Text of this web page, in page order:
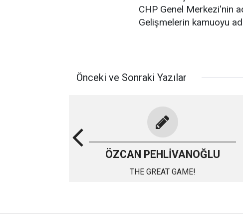
CHP Genel Merkezi'nin
Gelişmelerin kamuoyu
Önceki ve Sonraki Yazılar
ÖZCAN PEHLİVANOĞLU
THE GREAT GAME!